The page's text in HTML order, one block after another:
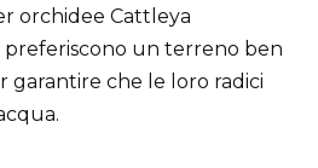
orchidee Cattleya
preferiscono un terreno ben
garantire che le loro radici